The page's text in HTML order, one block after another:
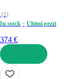
(1)
In stock
Ultimi pezzi
374 €
AGGIUNGI